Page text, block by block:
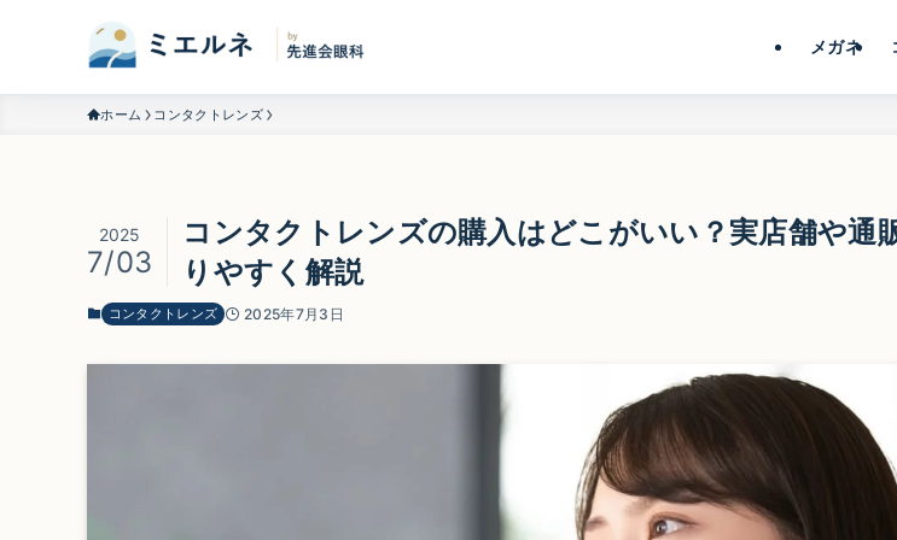
メガネ
ホーム コンタクトレンズ
コンタクトレンズの購入はどこがいい？実店舗や通
りやすく解説
2025
7/03
コンタクトレンズ 2025年7月3日